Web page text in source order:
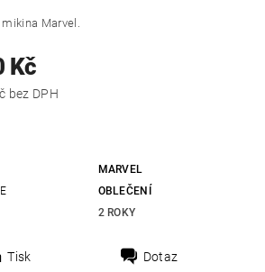
Marvel.
Kč
909,09 Kč bez DPH
MARVEL
OBLEČENÍ
2 ROKY
Tisk Dotaz